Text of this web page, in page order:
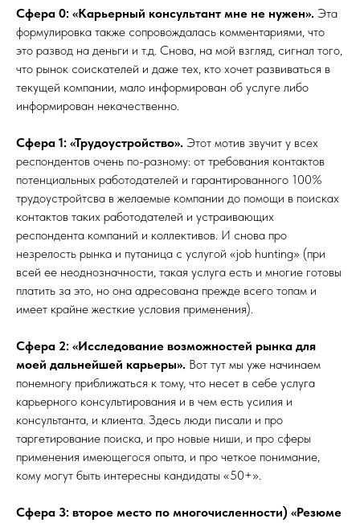
Сфера 0: «Карьерный консультант мне не нужен». Эта
формулировка также сопровождалась комментариями, что
это развод на деньги и т.д. Снова, на мой взгляд, сигнал того,
что рынок соискателей и даже тех, кто хочет развиваться в
текущей компании, мало информирован об услуге либо
информирован некачественно.
Сфера 1: «Трудоустройство». Этот мотив звучит у всех
респондентов очень по-разному: от требования контактов
потенциальных работодателей и гарантированного 100%
трудоустройтсва в желаемые компании до помощи в поисках
контактов таких работодателей и устраивающих
респондента компаний и коллективов. И снова про
незрелость рынка и путаница с услугой «job hunting» (при
всей ее неоднозначности, такая услуга есть и многие готовы
платить за это, но она адресована прежде всего топам и
имеет крайне жесткие условия применения).
Сфера 2: «Исследование возможностей рынка для
моей дальнейшей карьеры». Вот тут мы уже начинаем
понемногу приближаться к тому, что несет в себе услуга
карьерного консультирования и в чем есть усилия и
консультанта, и клиента. Здесь люди писали и про
таргетирование поиска, и про новые ниши, и про сферы
применения имеющегося опыта, и про четкое понимание,
кому могут быть интересны кандидаты «50+».
Сфера 3: второе место по многочисленности) «Резюме